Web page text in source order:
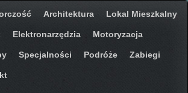
Architektura Lokal Mieszkalny
Elektronarzędzia Motoryzacja
Specjalności Podróże Zabiegi